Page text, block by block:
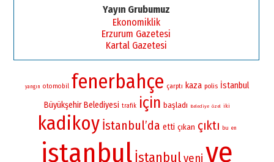
Yayın Grubumuz
Ekonomiklik
Erzurum Gazetesi
Kartal Gazetesi
yangın otomobil fenerbahçe çarptı kaza polis İstanbul
Büyükşehir Belediyesi trafik için başladı Belediye özel iki
kadikoy İstanbul’da etti çıkan çıktı bu en
istanbulİstanbulyeni ve